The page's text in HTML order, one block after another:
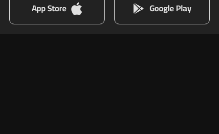
Google Play
App Store